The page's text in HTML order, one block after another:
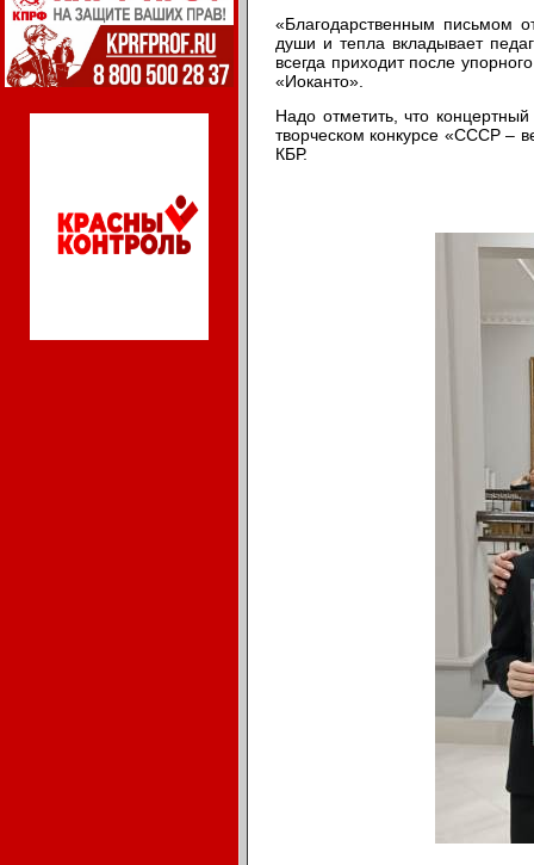
«Благодарственным письмом
души и тепла вкладывает
всегда приходит после
«Иоканто».
Надо отметить, что
творческом конкурсе «СССР –
КБР.